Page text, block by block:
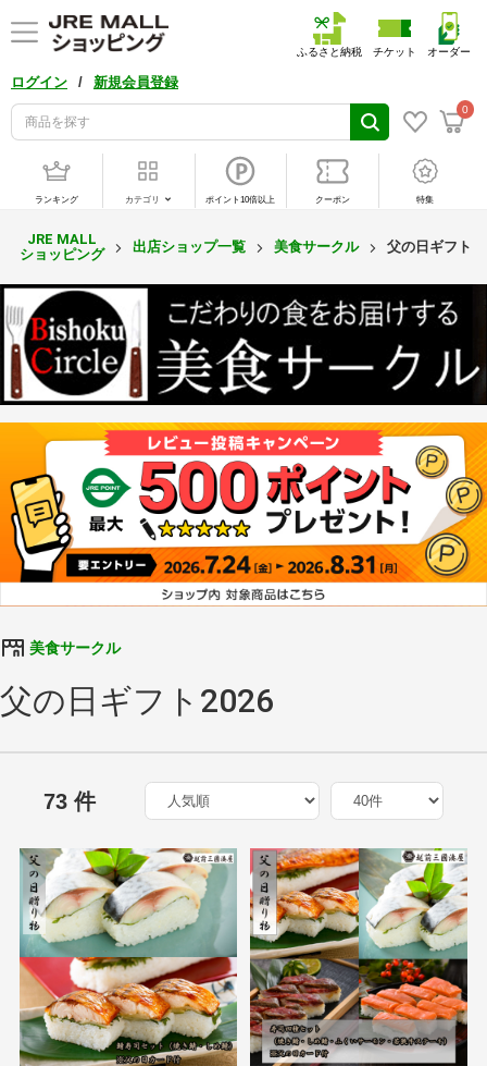
ログイン / 新規会員登録
0
ふるさと納税 チケット オーダー
ランキング カテゴリ ポイント10倍以上 クーポン 特集
JRE MALL
ショッピング
出店ショップ一覧 美食サークル 父の日ギフト
美食サークル
父の日ギフト2026
73 件